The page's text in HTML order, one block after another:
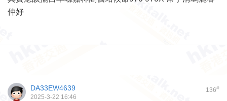
仲好
136#
DA33EW4639
2025-3-22 16:46